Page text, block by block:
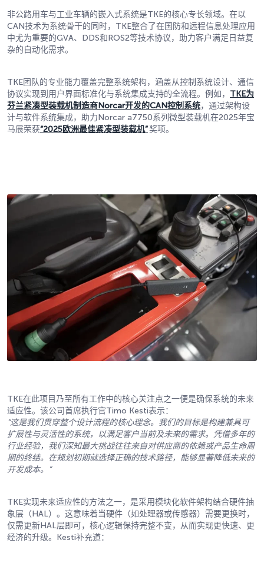
非公路用车与工业车辆的嵌入式系统是TKE的核心专长领域。在以
CAN技术为系统骨干的同时，TKE整合了在国防和远程信息处理应用
中尤为重要的GVA、DDS和ROS2等技术协议，助力客户满足日益复
杂的自动化需求。
TKE团队的专业能力覆盖完整系统架构，涵盖从控制系统设计、通信
协议实现到用户界面标准化与系统集成支持的全流程。例如， TKE为
芬兰紧凑型装载机制造商Norcar开发的CAN控制系统，通过架构设
计与软件系统集成，助力Norcar a7750系列微型装载机在2025年宝
马展荣获“2025欧洲最佳紧凑型装载机”奖项。
TKE在此项目乃至所有工作中的核心关注点之一便是确保系统的未来
适应性。该公司首席执行官Timo Kesti表示：
“这是我们贯穿整个设计流程的核心理念。我们的目标是构建兼具可
扩展性与灵活性的系统，以满足客户当前及未来的需求。凭借多年的
行业经验，我们深知最大挑战往往来自对供应商的依赖或产品生命周
期的终结。在规划初期就选择正确的技术路径，能够显著降低未来的
开发成本。 ”
TKE实现未来适应性的方法之一，是采用模块化软件架构结合硬件抽
象层（HAL）。这意味着当硬件（如处理器或传感器）需要更换时，
仅需更新HAL层即可，核心逻辑保持完整不变，从而实现更快速、更
经济的升级。Kesti补充道：